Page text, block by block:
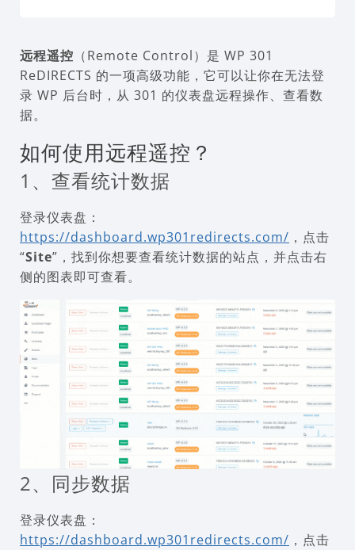
远程遥控 （Remote Control）是 WP 301
ReDIRECTS 的一项高级功能，它可以让你在无法登
录 WP 后台时，从 301 的仪表盘远程操作、查看数
据。
如何使用远程遥控？
1、查看统计数据
登录仪表盘：
https://dashboard.wp301redirects.com/ ，点击
“Site”，找到你想要查看统计数据的站点，并点击右
侧的图表即可查看。
2、同步数据
登录仪表盘：
https://dashboard.wp301redirects.com/ ，点击